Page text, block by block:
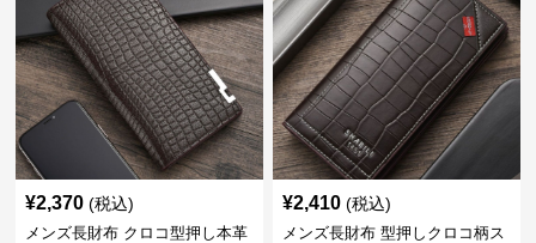
¥2,370 (税込)
メンズ長財布 クロコ型押し本革
¥2,410 (税込)
メンズ長財布 型押しクロコ柄ス